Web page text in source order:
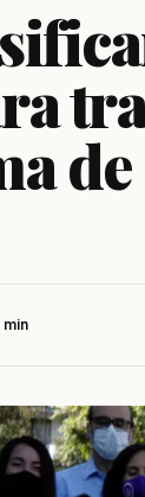
min